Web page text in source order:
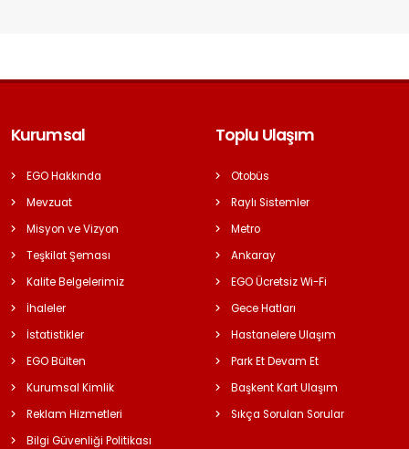
Kurumsal
EGO Hakkında
Mevzuat
Misyon ve Vizyon
Teşkilat Şeması
Kalite Belgelerimiz
İhaleler
İstatistikler
EGO Bülten
Kurumsal Kimlik
Reklam Hizmetleri
Bilgi Güvenliği Politikası
Toplu Ulaşım
Otobüs
Raylı Sistemler
Metro
Ankaray
EGO Ücretsiz Wi-Fi
Gece Hatları
Hastanelere Ulaşım
Park Et Devam Et
Başkent Kart Ulaşım
Sıkça Sorulan Sorular